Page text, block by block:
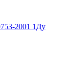
2001 1Ду